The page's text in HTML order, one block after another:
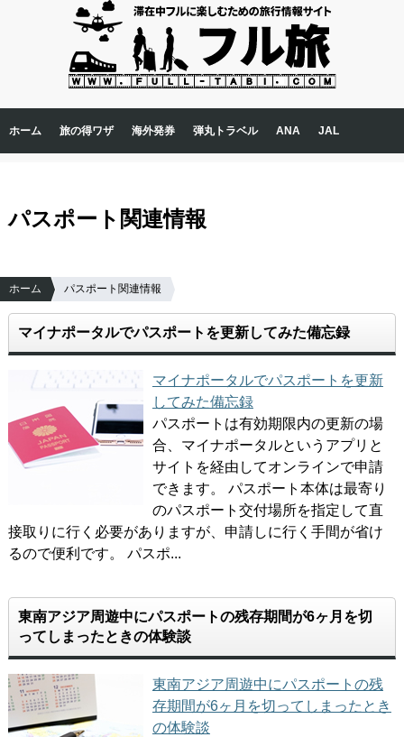
ホーム 旅の得ワザ 海外発券 弾丸トラベル ANA JAL
アフターコロナの入国体験談
パスポート関連情報
ホーム パスポート関連情報
マイナポータルでパスポートを更新してみた備忘録
マイナポータルでパスポートを更新
してみた備忘録
パスポートは有効期限内の更新の場
合、マイナポータルというアプリと
サイトを経由してオンラインで申請
できます。 パスポート本体は最寄り
のパスポート交付場所を指定して直
接取りに行く必要がありますが、申請しに行く手間が省け
るので便利です。 パスポ...
東南アジア周遊中にパスポートの残存期間が6ヶ月を切
ってしまったときの体験談
東南アジア周遊中にパスポートの残
存期間が6ヶ月を切ってしまったとき
の体験談